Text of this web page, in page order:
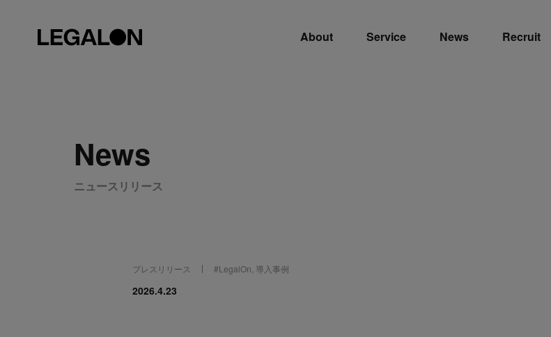
About Service News Recruit
News
ニュースリリース
プレスリリース #LegalOn 導入事例
2026.4.23